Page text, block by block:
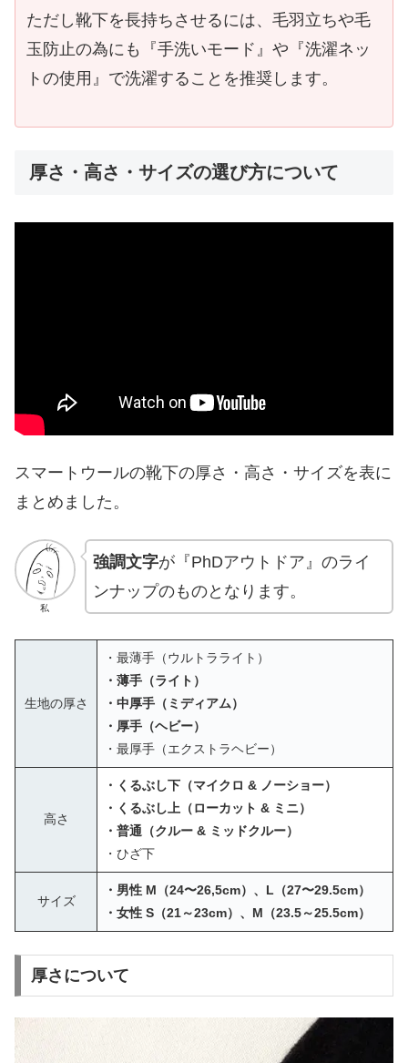
ただし靴下を長持ちさせるには、毛羽立ちや毛
玉防止の為にも『手洗いモード』や『洗濯ネッ
トの使用』で洗濯することを推奨します。
厚さ・高さ・サイズの選び方について
スマートウールの靴下の厚さ・高さ・サイズを表に
まとめました。
私
強調文字が『PhDアウトドア』のライ
ンナップのものとなります。
生地の厚さ
・最薄手（ウルトラライト）
・薄手（ライト）
・中厚手（ミディアム）
・厚手（ヘビー）
・最厚手（エクストラヘビー）
高さ
・くるぶし下（マイクロ & ノーショー）
・くるぶし上（ローカット & ミニ）
・普通（クルー & ミッドクルー）
・ひざ下
サイズ
・男性 M（24〜26,5cm）、L（27〜29.5cm）
・女性 S（21～23cm）、M（23.5～25.5cm）
厚さについて